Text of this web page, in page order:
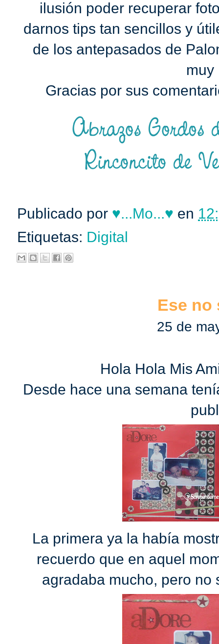
ilusión poder recuperar
darnos tips tan sencillos y
de los antepasados de
muy
Gracias por sus
Publicado por ♥...Mo...♥ en
Etiquetas: Digital
Ese no
25 de
Hola Hola Mis
Desde hace una semana
La primera ya la había
recuerdo que en aquel
agradaba mucho, pero no